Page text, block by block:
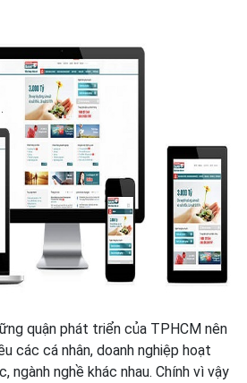
quận phát triển của TPHCM nên
các cá nhân, doanh nghiệp hoạt
nghề khác nhau. Chính vì vậy